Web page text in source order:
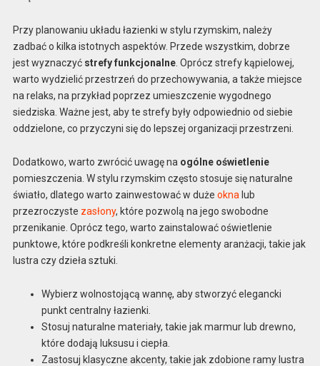
Przy planowaniu układu łazienki w stylu rzymskim, należy
zadbać o kilka istotnych aspektów. Przede wszystkim, dobrze
jest wyznaczyć strefy funkcjonalne. Oprócz strefy kąpielowej,
warto wydzielić przestrzeń do przechowywania, a także miejsce
na relaks, na przykład poprzez umieszczenie wygodnego
siedziska. Ważne jest, aby te strefy były odpowiednio od siebie
oddzielone, co przyczyni się do lepszej organizacji przestrzeni.
Dodatkowo, warto zwrócić uwagę na ogólne oświetlenie
pomieszczenia. W stylu rzymskim często stosuje się naturalne
światło, dlatego warto zainwestować w duże okna lub
przezroczyste zasłony, które pozwolą na jego swobodne
przenikanie. Oprócz tego, warto zainstalować oświetlenie
punktowe, które podkreśli konkretne elementy aranżacji, takie jak
lustra czy dzieła sztuki.
Wybierz wolnostojącą wannę, aby stworzyć elegancki
punkt centralny łazienki.
Stosuj naturalne materiały, takie jak marmur lub drewno,
które dodają luksusu i ciepła.
Zastosuj klasyczne akcenty, takie jak zdobione ramy lustra